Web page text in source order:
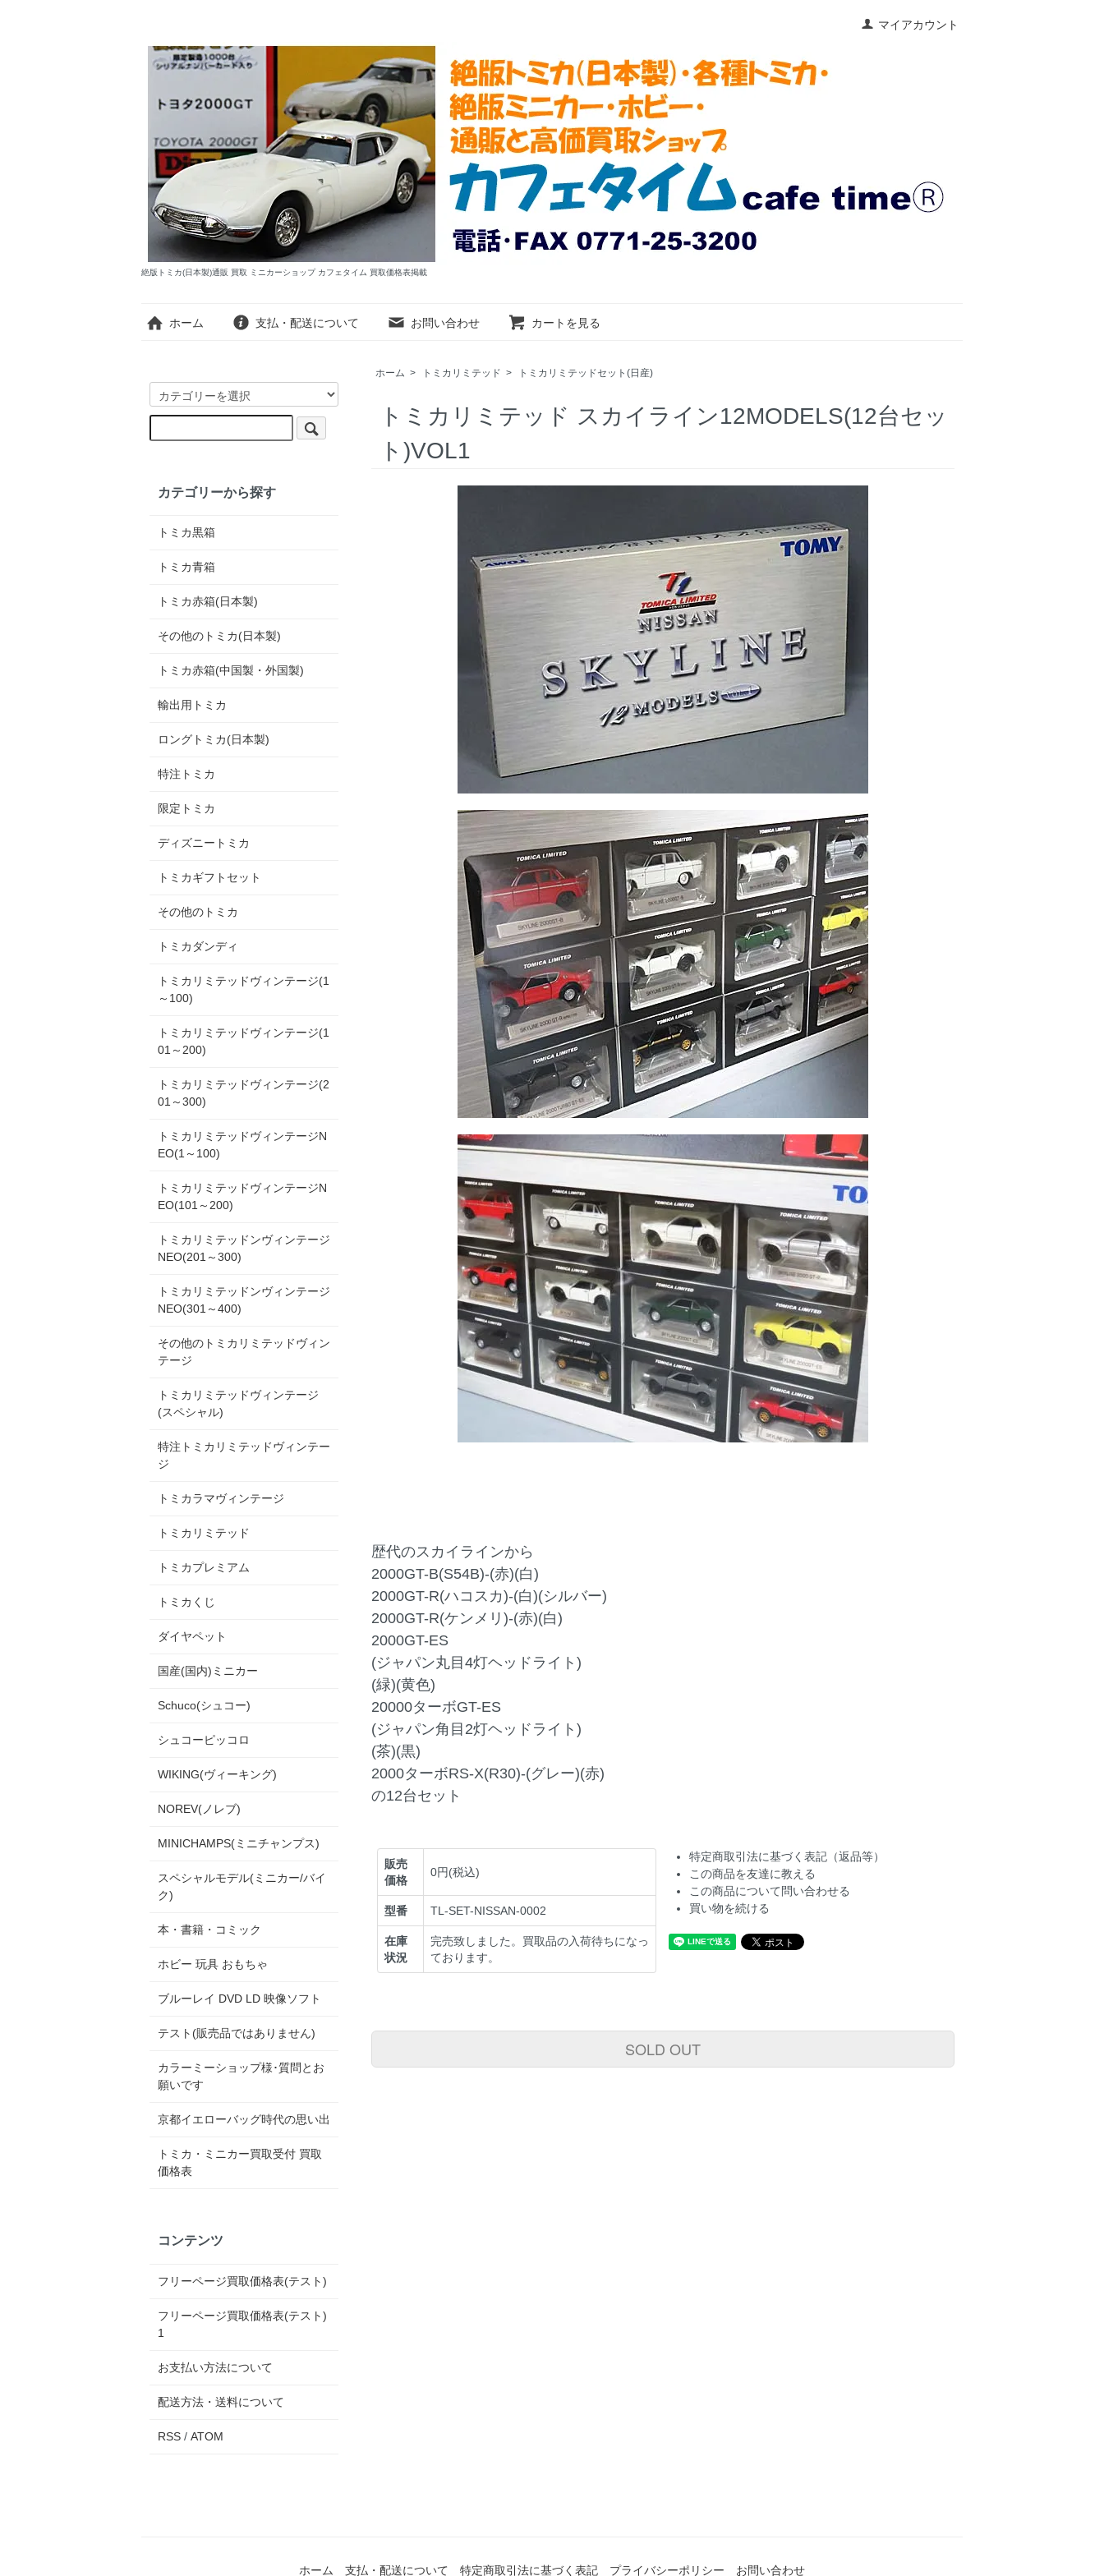
マイアカウント
絶版トミカ(日本製)通販 買取 ミニカーショップ カフェタイム 買取価格表掲載
ホーム 支払・配送について お問い合わせ カートを見る
ホーム > トミカリミテッド > トミカリミテッドセット(日産)
トミカリミテッド スカイライン12MODELS(12台セッ
ト)VOL1
歴代のスカイラインから
2000GT-B(S54B)-(赤)(白)
2000GT-R(ハコスカ)-(白)(シルバー)
2000GT-R(ケンメリ)-(赤)(白)
2000GT-ES
(ジャパン丸目4灯ヘッドライト)
(緑)(黄色)
20000ターボGT-ES
(ジャパン角目2灯ヘッドライト)
(茶)(黒)
2000ターボRS-X(R30)-(グレー)(赤)
の12台セット
販売
価格
0円(税込)
型番 TL-SET-NISSAN-0002
在庫
状況
完売致しました。買取品の入荷待ちになっ
ております。
特定商取引法に基づく表記（返品等）
この商品を友達に教える
この商品について問い合わせる
買い物を続ける
SOLD OUT
カテゴリーから探す
トミカ黒箱
トミカ青箱
トミカ赤箱(日本製)
その他のトミカ(日本製)
トミカ赤箱(中国製・外国製)
輸出用トミカ
ロングトミカ(日本製)
特注トミカ
限定トミカ
ディズニートミカ
トミカギフトセット
その他のトミカ
トミカダンディ
トミカリミテッドヴィンテージ(1
～100)
トミカリミテッドヴィンテージ(1
01～200)
トミカリミテッドヴィンテージ(2
01～300)
トミカリミテッドヴィンテージN
EO(1～100)
トミカリミテッドヴィンテージN
EO(101～200)
トミカリミテッドンヴィンテージ
NEO(201～300)
トミカリミテッドンヴィンテージ
NEO(301～400)
その他のトミカリミテッドヴィン
テージ
トミカリミテッドヴィンテージ
(スペシャル)
特注トミカリミテッドヴィンテー
ジ
トミカラマヴィンテージ
トミカリミテッド
トミカプレミアム
トミカくじ
ダイヤペット
国産(国内)ミニカー
Schuco(シュコー)
シュコーピッコロ
WIKING(ヴィーキング)
NOREV(ノレブ)
MINICHAMPS(ミニチャンプス)
スペシャルモデル(ミニカー/バイ
ク)
本・書籍・コミック
ホビー 玩具 おもちゃ
ブルーレイ DVD LD 映像ソフト
テスト(販売品ではありません)
カラーミーショップ様･質問とお
願いです
京都イエローバッグ時代の思い出
トミカ・ミニカー買取受付 買取
価格表
コンテンツ
フリーページ買取価格表(テスト)
フリーページ買取価格表(テスト)
1
お支払い方法について
配送方法・送料について
RSS / ATOM
ホーム 支払・配送について 特定商取引法に基づく表記 プライバシーポリシー お問い合わせ